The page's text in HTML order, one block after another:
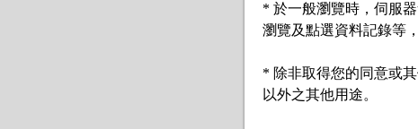
* 於一般瀏覽時，伺服
瀏覽及點選資料記錄等
* 除非取得您的同意或
以外之其他用途。